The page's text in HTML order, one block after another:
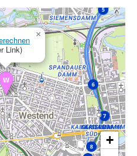
Link)
×
+